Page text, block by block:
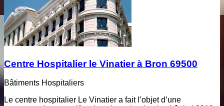
Centre Hospitalier le Vinatier à Bron 69500
Bâtiments Hospitaliers
Le centre hospitalier Le Vinatier a fait l’objet d’une